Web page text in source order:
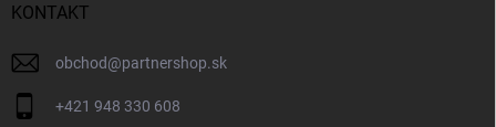
KONTAKT
obchod@partnershop.sk
+421 948 330 608